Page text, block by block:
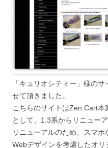
「キュリオシティー」様の
せて頂きました。
こちらのサイトはZen Cart
として、1.3系からリニュー
リニューアルのため、スマ
Webデザインを考慮したオ